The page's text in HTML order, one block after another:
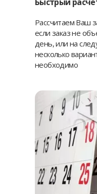
Рассчитаем Ваш
если заказ не
день, или на
несколько
необходимо